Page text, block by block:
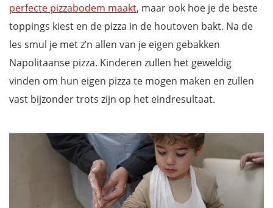
perfecte pizzabodem maakt, maar ook hoe je de beste
toppings kiest en de pizza in de houtoven bakt. Na de
les smul je met z’n allen van je eigen gebakken
Napolitaanse pizza. Kinderen zullen het geweldig
vinden om hun eigen pizza te mogen maken en zullen
vast bijzonder trots zijn op het eindresultaat.